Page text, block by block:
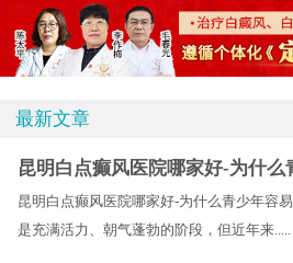
最新文章
昆明白点癫风医院哪家好-为什么
昆明白点癫风医院哪家好-为什么青少年容
是充满活力、朝气蓬勃的阶段，但近年来.....